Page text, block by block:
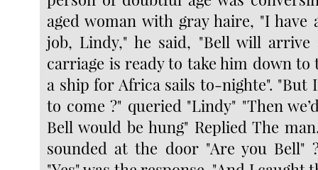
aged woman with gray haire, "I have
job, Lindy," he said, "Bell will arrive
carriage is ready to take him down to
a ship for Africa sails to-nighte". "But
to come ?" queried "Lindy" "Then
Bell would be hung" Replied The
sounded at the door "Are you Bell"